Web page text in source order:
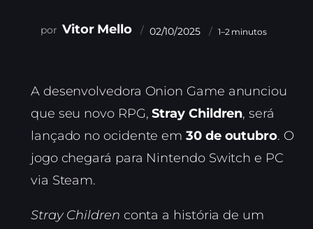
Vitor Mello 02/10/2025 1–2 minutos
A desenvolvedora Onion Game anunciou
que seu novo RPG,Stray Children, será
lançado no ocidente em30 de outubro. O
jogo chegará para Nintendo Switch e PC
via Steam.
Stray Children conta a história de um